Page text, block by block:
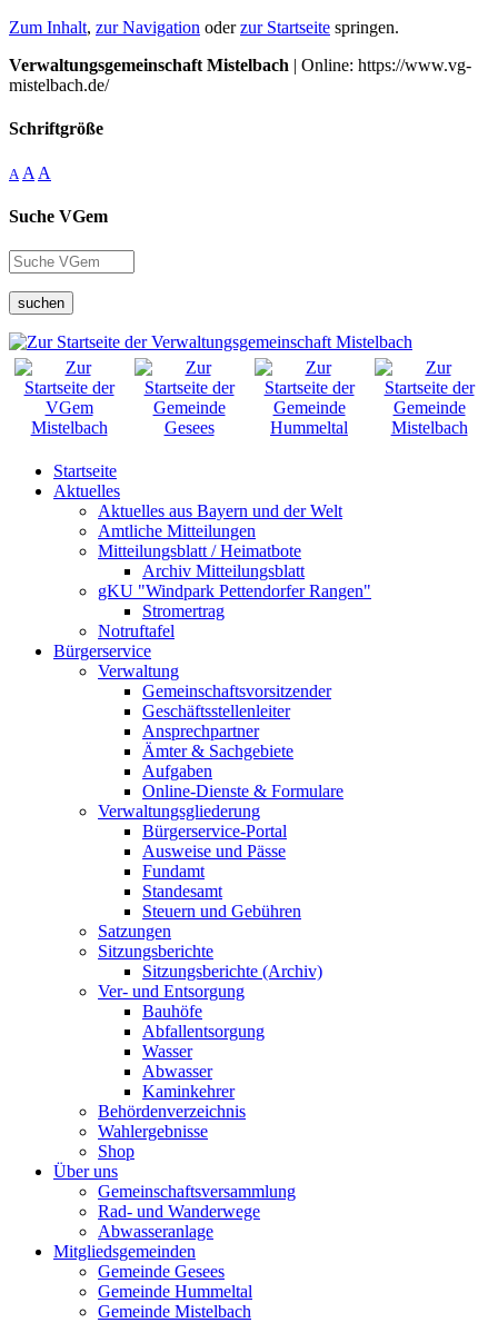
Zum Inhalt, zur Navigation oderzur Startseite springen.
Verwaltungsgemeinschaft Mistelbach | Online: https://www.vg-
mistelbach.de/
Schriftgröße
A A A
Suche VGem
suchen
Startseite
Aktuelles
Aktuelles aus Bayern und der Welt
Amtliche Mitteilungen
Mitteilungsblatt / Heimatbote
Archiv Mitteilungsblatt
gKU "Windpark Pettendorfer Rangen"
Stromertrag
Notruftafel
Bürgerservice
Verwaltung
Gemeinschaftsvorsitzender
Geschäftsstellenleiter
Ansprechpartner
Ämter & Sachgebiete
Aufgaben
Online-Dienste & Formulare
Verwaltungsgliederung
Bürgerservice-Portal
Ausweise und Pässe
Fundamt
Standesamt
Steuern und Gebühren
Satzungen
Sitzungsberichte
Sitzungsberichte (Archiv)
Ver- und Entsorgung
Bauhöfe
Abfallentsorgung
Wasser
Abwasser
Kaminkehrer
Behördenverzeichnis
Wahlergebnisse
Shop
Über uns
Gemeinschaftsversammlung
Rad- und Wanderwege
Abwasseranlage
Mitgliedsgemeinden
Gemeinde Gesees
Gemeinde Hummeltal
Gemeinde Mistelbach